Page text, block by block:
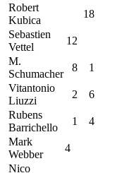
Robert
Kubica
18
Sebastien
Vettel
12
M.
Schumacher
8
1
Vitantonio
Liuzzi
2
6
Rubens
Barrichello
1
4
Mark
Webber
4
Nico